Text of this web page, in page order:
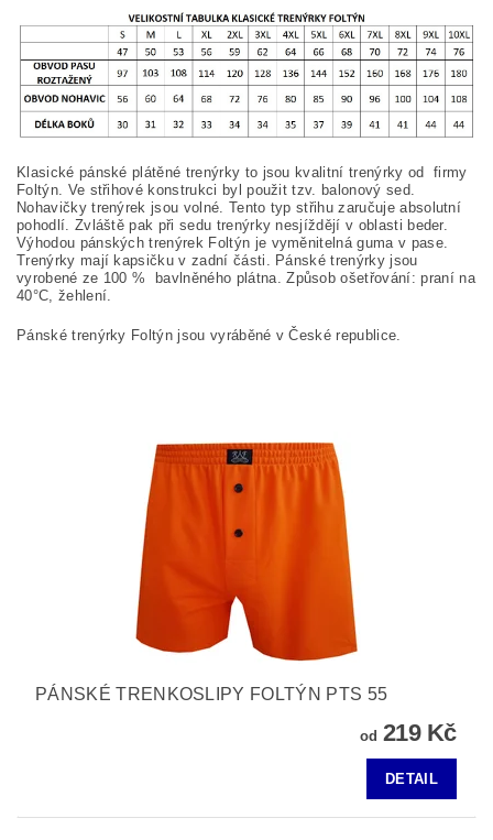
Klasické pánské plátěné trenýrky to jsou kvalitní trenýrky od firmy
Foltýn. Ve střihové konstrukci byl použit tzv. balonový sed.
Nohavičky trenýrek jsou volné. Tento typ střihu zaručuje absolutní
pohodlí. Zvláště pak při sedu trenýrky nesjíždějí v oblasti beder.
Výhodou pánských trenýrek Foltýn je vyměnitelná guma v pase.
Trenýrky mají kapsičku v zadní části. Pánské trenýrky jsou
vyrobené ze 100 %
bavlněného plátna. Způsob ošetřování: praní na
40°C, žehlení.
Pánské trenýrky Foltýn jsou vyráběné v České republice.
PÁNSKÉ TRENKOSLIPY FOLTÝN PTS 55
od 219 Kč
DETAIL